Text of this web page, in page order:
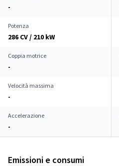
-
Potenza
286 CV / 210 kW
Coppia motrice
-
Velocità massima
-
Accelerazione
-
Emissioni e consumi